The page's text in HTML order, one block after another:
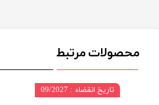
محصولات مرتبط
تاریخ انقضاء : 09/2027